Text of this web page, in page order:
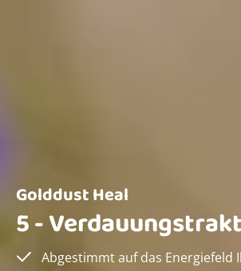
Golddust Heal
5 - Verdauungstrakt
Abgestimmt auf das Energiefeld